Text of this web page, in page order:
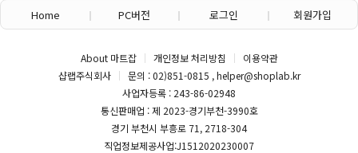
Home PC버전 로그인 회원가입
About 마트잡 개인정보 처리방침
이용약관
샵랩주식회사
문의 : 02)851-0815 , helper@shoplab.kr
사업자등록 : 243-86-02948
통신판매업 : 제 2023-경기부천-3990호
경기 부천시 부흥로 71, 2718-304
직업정보제공사업:J1512020230007